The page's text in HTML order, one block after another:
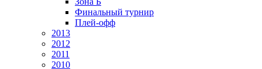
Финальный турнир
Плей-офф
2013
2012
2011
2010